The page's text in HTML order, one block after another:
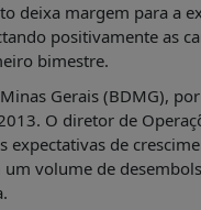
deixa margem para a
positivamente as
bimestre.
Gerais (BDMG),
O diretor de
expectativas de
volume de